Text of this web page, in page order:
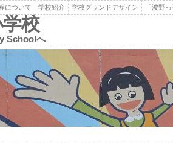
について 学校紹介 学校グランドデザイン 「波野
校
Schoolへ